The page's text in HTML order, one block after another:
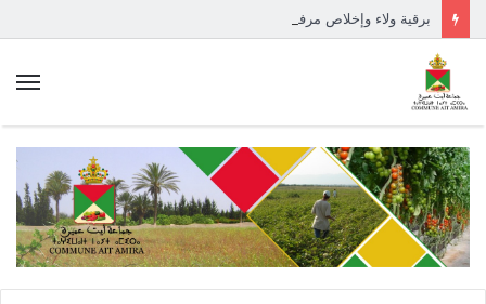
برقية ولاء وإخلاص مرفوعة إلى السدة العالية بالله